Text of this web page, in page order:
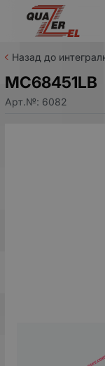
Назад до
MC68451LB
Арт.№: 6082